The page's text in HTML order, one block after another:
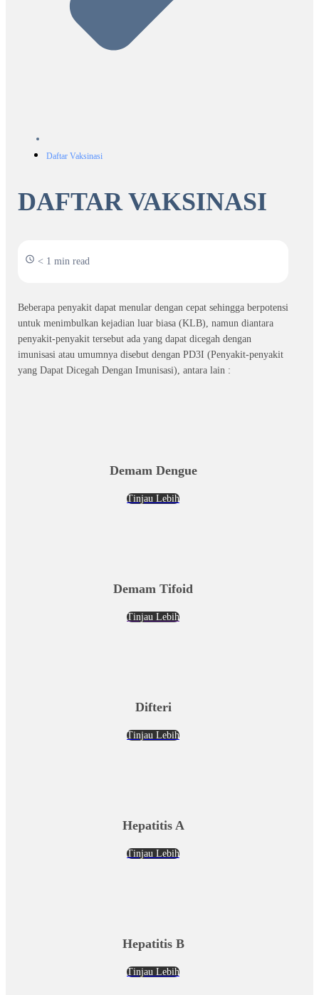
Daftar Vaksinasi
DAFTAR VAKSINASI
< 1 min read
Beberapa penyakit dapat menular dengan cepat sehingga berpotensi
untuk menimbulkan kejadian luar biasa (KLB), namun diantara
penyakit-penyakit tersebut ada yang dapat dicegah dengan
imunisasi atau umumnya disebut dengan PD3I (Penyakit-penyakit
yang Dapat Dicegah Dengan Imunisasi), antara lain :
Demam Dengue
Tinjau Lebih
Demam Tifoid
Tinjau Lebih
Difteri
Tinjau Lebih
Hepatitis A
Tinjau Lebih
Hepatitis B
Tinjau Lebih